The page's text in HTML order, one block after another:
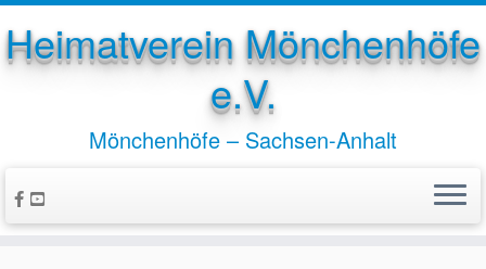
Heimatverein Mönchenhöfe
e.V.
Mönchenhöfe – Sachsen-Anhalt